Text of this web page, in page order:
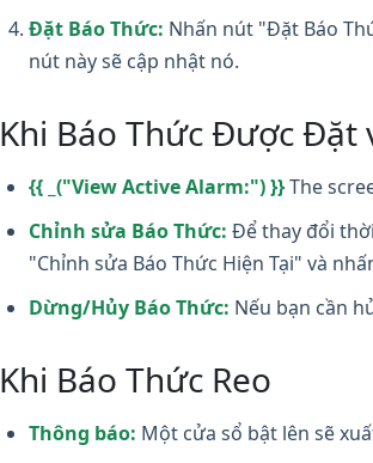
Đặt Báo Thức: Nhấn nút "Đặt Báo
nút này sẽ cập nhật nó.
Khi Báo Thức Được Đặt
{{ _("View Active Alarm:") }}The
Chỉnh sửa Báo Thức: Để thay đổi
"Chỉnh sửa Báo Thức Hiện Tại" và
Dừng/Hủy Báo Thức: Nếu bạn cần
Khi Báo Thức Reo
Thông báo: Một cửa sổ bật lên sẽ